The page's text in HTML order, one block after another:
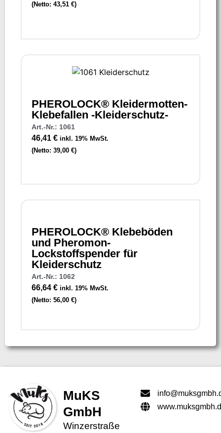
(Netto: 43,51 €)
PHEROLOCK® Kleidermotten-
Klebefallen -Kleiderschutz-
Art.-Nr.: 1061
46,41 € inkl. 19% MwSt.
(Netto: 39,00 €)
PHEROLOCK® Klebeböden
und Pheromon-
Lockstoffspender für
Kleiderschutz
Art.-Nr.: 1062
66,64 € inkl. 19% MwSt.
(Netto: 56,00 €)
MuKS
GmbH
Winzerstraße